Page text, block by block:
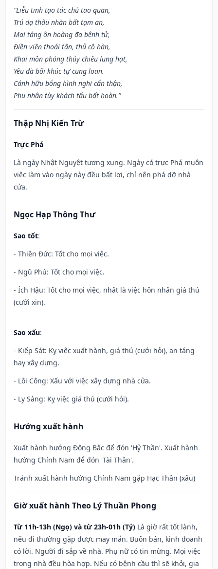
“Liễu tinh tạo tác chủ tao quan,
Trú dạ thâu nhàn bất tạm an,
Mai táng ôn hoàng đa bệnh tử,
Điền viên thoái tận, thủ cô hàn,
Khai môn phóng thủy chiêu lung hạt,
Yêu đà bối khúc tự cung loan.
Cánh hữu bổng hình nghi cẩn thận,
Phụ nhân tùy khách tẩu bất hoàn.”
Thập Nhị Kiến Trừ
Trực Phá
Là ngày Nhật Nguyệt tương xung. Ngày có trực Phá muôn
việc làm vào ngày này đều bất lợi, chỉ nên phá dỡ nhà
cửa.
Ngọc Hạp Thông Thư
Sao tốt:
- Thiên Đức: Tốt cho mọi việc.
- Ngũ Phú: Tốt cho mọi việc.
- Ích Hậu: Tốt cho mọi việc, nhất là việc hôn nhân giá thú
(cưới xin).
Sao xấu:
- Kiếp Sát: Kỵ việc xuất hành, giá thú (cưới hỏi), an táng
hay xây dựng.
- Lôi Công: Xấu với việc xây dựng nhà cửa.
- Ly Sàng: Kỵ việc giá thú (cưới hỏi).
Hướng xuất hành
Xuất hành hướng Đông Bắc để đón 'Hỷ Thần'. Xuất hành
hướng Chính Nam để đón 'Tài Thần'.
Tránh xuất hành hướng Chính Nam gặp Hạc Thần (xấu)
Giờ xuất hành Theo Lý Thuần Phong
Từ 11h-13h (Ngọ) và từ 23h-01h (Tý) Là giờ rất tốt lành,
nếu đi thường gặp được may mắn. Buôn bán, kinh doanh
có lời. Người đi sắp về nhà. Phụ nữ có tin mừng. Mọi việc
trong nhà đều hòa hợp. Nếu có bệnh cầu thì sẽ khỏi, gia